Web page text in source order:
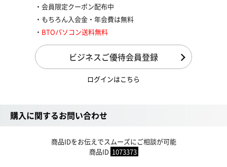
会員限定クーポン配布中
もちろん入会金・年会費は無料
BTOパソコン送料無料
ビジネスご優待会員登録
ログインはこちら
購入に関するお問い合わせ
商品IDをお伝えでスムーズにご相談が可能
商品ID 1073373